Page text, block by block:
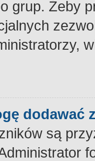
grup. Żeby
dodawać
są